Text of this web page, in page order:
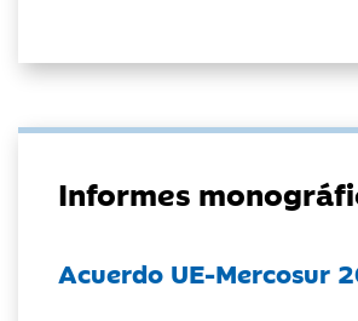
Informes
Acuerdo UE-Mercosur